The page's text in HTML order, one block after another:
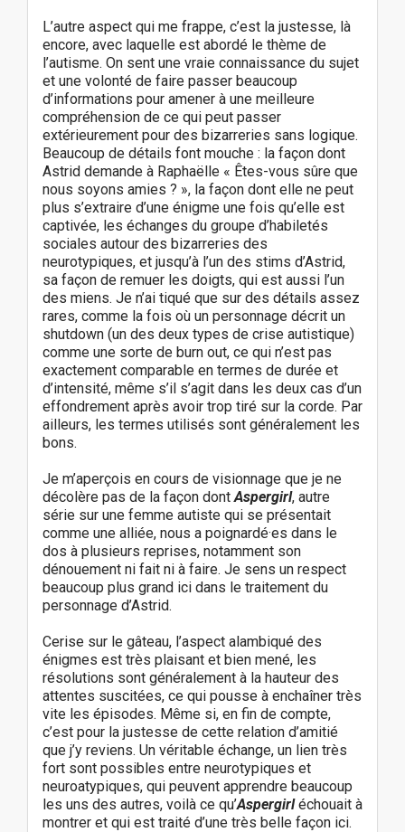
L’autre aspect qui me frappe, c’est la justesse, là
encore, avec laquelle est abordé le thème de
l’autisme. On sent une vraie connaissance du sujet
et une volonté de faire passer beaucoup
d’informations pour amener à une meilleure
compréhension de ce qui peut passer
extérieurement pour des bizarreries sans logique.
Beaucoup de détails font mouche : la façon dont
Astrid demande à Raphaëlle « Êtes-vous sûre que
nous soyons amies ? », la façon dont elle ne peut
plus s’extraire d’une énigme une fois qu’elle est
captivée, les échanges du groupe d’habiletés
sociales autour des bizarreries des
neurotypiques, et jusqu’à l’un des stims d’Astrid,
sa façon de remuer les doigts, qui est aussi l’un
des miens. Je n’ai tiqué que sur des détails assez
rares, comme la fois où un personnage décrit un
shutdown (un des deux types de crise autistique)
comme une sorte de burn out, ce qui n’est pas
exactement comparable en termes de durée et
d’intensité, même s’il s’agit dans les deux cas d’un
effondrement après avoir trop tiré sur la corde. Par
ailleurs, les termes utilisés sont généralement les
bons.
Je m’aperçois en cours de visionnage que je ne
décolère pas de la façon dont Aspergirl, autre
série sur une femme autiste qui se présentait
comme une alliée, nous a poignardé·es dans le
dos à plusieurs reprises, notamment son
dénouement ni fait ni à faire. Je sens un respect
beaucoup plus grand ici dans le traitement du
personnage d’Astrid.
Cerise sur le gâteau, l’aspect alambiqué des
énigmes est très plaisant et bien mené, les
résolutions sont généralement à la hauteur des
attentes suscitées, ce qui pousse à enchaîner très
vite les épisodes. Même si, en fin de compte,
c’est pour la justesse de cette relation d’amitié
que j’y reviens. Un véritable échange, un lien très
fort sont possibles entre neurotypiques et
neuroatypiques, qui peuvent apprendre beaucoup
les uns des autres, voilà ce qu’Aspergirléchouait à
montrer et qui est traité d’une très belle façon ici.